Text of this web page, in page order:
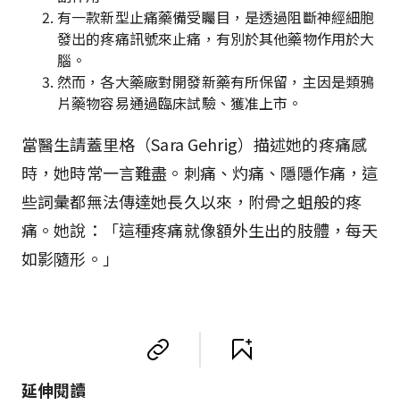
有一款新型止痛藥備受矚目，是透過阻斷神經細胞
發出的疼痛訊號來止痛，有別於其他藥物作用於大
腦。
然而，各大藥廠對開發新藥有所保留，主因是類鴉
片藥物容易通過臨床試驗、獲准上市。
當醫生請蓋里格（Sara Gehrig）描述她的疼痛感
時，她時常一言難盡。刺痛、灼痛、隱隱作痛，這
些詞彙都無法傳達她長久以來，附骨之蛆般的疼
痛。她說：「這種疼痛就像額外生出的肢體，每天
如影隨形。」
延伸閱讀